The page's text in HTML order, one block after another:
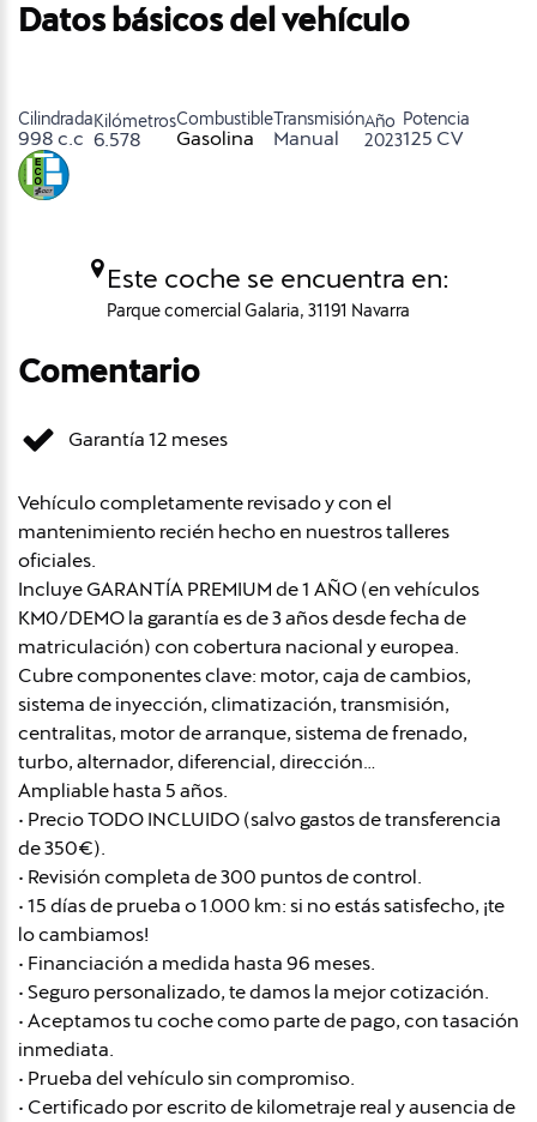
Datos básicos del vehículo
Cilindrada
998 c.c
Kilómetros
6.578
Combustible
Gasolina
Transmisión
Manual
Año
2023
Potencia
125 CV
Este coche se encuentra en:
Parque comercial Galaria, 31191 Navarra
Comentario
Garantía 12 meses
Vehículo completamente revisado y con el
mantenimiento recién hecho en nuestros talleres
oficiales.
Incluye GARANTÍA PREMIUM de 1 AÑO (en vehículos
KM0/DEMO la garantía es de 3 años desde fecha de
matriculación) con cobertura nacional y europea.
Cubre componentes clave: motor, caja de cambios,
sistema de inyección, climatización, transmisión,
centralitas, motor de arranque, sistema de frenado,
turbo, alternador, diferencial, dirección…
Ampliable hasta 5 años.
• Precio TODO INCLUIDO (salvo gastos de transferencia
de 350€).
• Revisión completa de 300 puntos de control.
• 15 días de prueba o 1.000 km: si no estás satisfecho, ¡te
lo cambiamos!
• Financiación a medida hasta 96 meses.
• Seguro personalizado, te damos la mejor cotización.
• Aceptamos tu coche como parte de pago, con tasación
inmediata.
• Prueba del vehículo sin compromiso.
• Certificado por escrito de kilometraje real y ausencia de